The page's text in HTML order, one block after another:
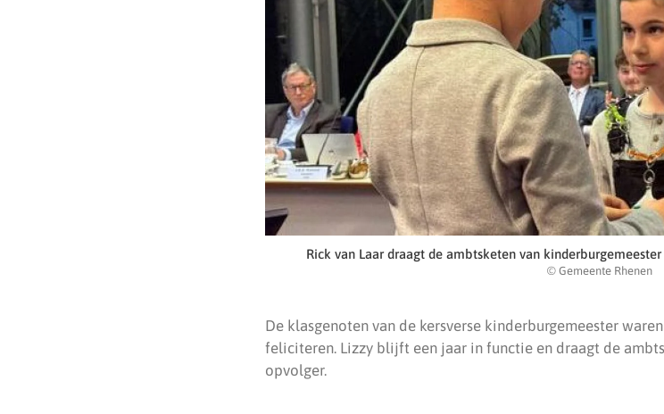
Rick van Laar draagt de ambtsketen van
© Gemeente Rhenen
De klasgenoten van de kersverse kinderburgemeester
feliciteren. Lizzy blijft een jaar in functie en draagt de
opvolger.